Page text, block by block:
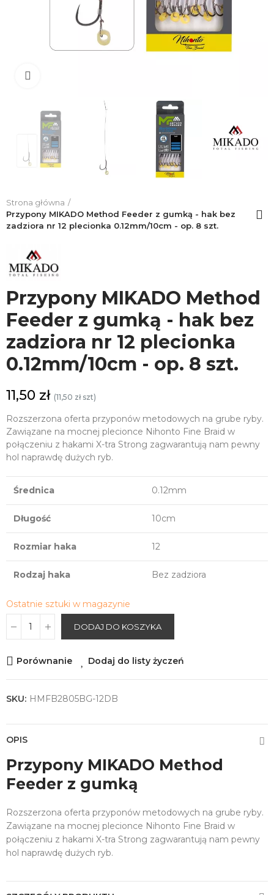
Strona główna
Przypony MIKADO Method Feeder z gumką - hak bez
zadziora nr 12 plecionka 0.12mm/10cm - op. 8 szt.
Przypony MIKADO Method
Feeder z gumką - hak bez
zadziora nr 12 plecionka
0.12mm/10cm - op. 8 szt.
11,50 zł (11,50 zł szt)
Rozszerzona oferta przyponów metodowych na grube ryby.
Zawiązane na mocnej plecionce Nihonto Fine Braid w
połączeniu z hakami X-tra Strong zagwarantują nam pewny
hol naprawdę dużych ryb.
Średnica 0.12mm
Długość 10cm
Rozmiar haka 12
Rodzaj haka Bez zadziora
Ostatnie sztuki w magazynie
DODAJ DO KOSZYKA
Porównanie Dodaj do listy życzeń
SKU: HMFB2805BG-12DB
OPIS
Przypony MIKADO Method
Feeder z gumką
Rozszerzona oferta przyponów metodowych na grube ryby.
Zawiązane na mocnej plecionce Nihonto Fine Braid w
połączeniu z hakami X-tra Strong zagwarantują nam pewny
hol naprawdę dużych ryb.